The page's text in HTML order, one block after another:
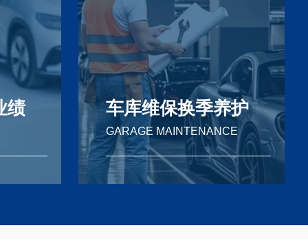
绩 车库维保换季养护
GARAGE MAINTENANCE